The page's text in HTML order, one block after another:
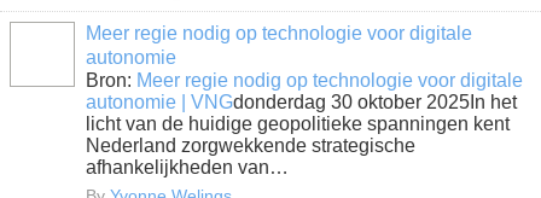
Meer regie nodig op technologie voor digitale
autonomie
Bron: Meer regie nodig op technologie voor digitale
autonomie | VNGdonderdag 30 oktober 2025In het
licht van de huidige geopolitieke spanningen kent
Nederland zorgwekkende strategische
afhankelijkheden van…